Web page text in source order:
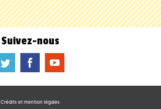
Suivez-nous
a b f
Crédits et mention légales